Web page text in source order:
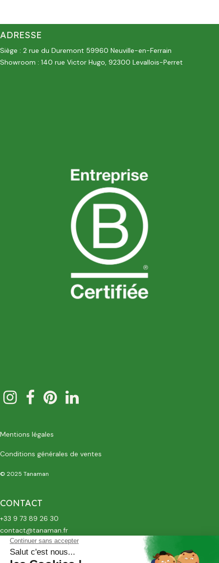
ADRESSE
Siège : 2 rue du Duremont 59960 Neuville-en-Ferrain
Showroom : 140 rue Victor Hugo, 92300 Levallois-Perret
Mentions légales
Conditions générales de ventes
© 2025 Tanaman
CONTACT
+33 9 73 89 26 30
contact@tanaman.fr